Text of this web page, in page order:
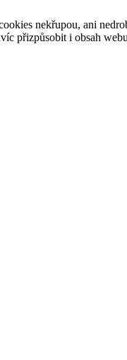
nekřupou, ani
přizpůsobit i obsah